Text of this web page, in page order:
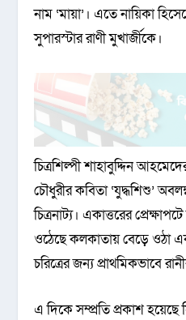
নাম ‘মায়া’। এতে নায়িকা
সুপারস্টার রাণী মুখার্জীকে।
চিত্রশিল্পী শাহাবুদ্দিন
চৌধুরীর কবিতা ‘যুদ্ধশিশু’
চিত্রনাট্য। একাত্তরের
ওঠেছে কলকাতায় বেড়ে ওঠা
চরিত্রের জন্য প্রাথমিকভাবে
এ দিকে সম্প্রতি প্রকাশ হয়েছে